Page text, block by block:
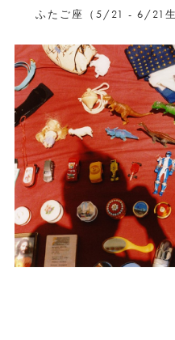
ふたご座（5/21 - 6/21